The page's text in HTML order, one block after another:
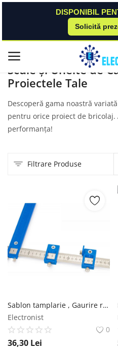
DISPONIBIL
Solicită
Meniu principal
Categorii
Acasă
Contact
Autentificare
Înregistrare
Scule Si Unelte
Scule și Unelte de
Proiectele Tale
Descoperă gama noastră
pentru orice proiect de bricolaj.
performanța!
Filtrare Produse
Sablon tamplarie , Gaurire rapida, Power Mat POWERMAT
Electronist
0
36,30 Lei